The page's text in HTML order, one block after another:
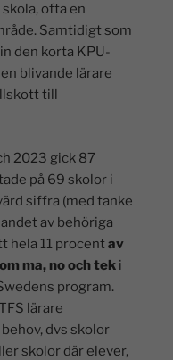
ofta en
Samtidigt som
den korta KPU-
blivande lärare
till
2023 gick 87
på 69 skolor i
siffra (med tanke
av behöriga
hela 11 procentav
ma, no och tek i
program.
lärare
dvs skolor
skolor där elever,